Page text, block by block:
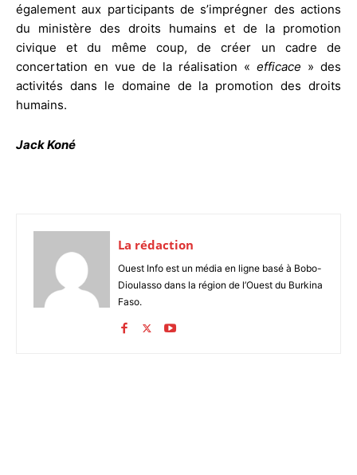
également aux participants de s’imprégner des actions
du ministère des droits humains et de la promotion
civique et du même coup, de créer un cadre de
concertation en vue de la réalisation « efficace » des
activités dans le domaine de la promotion des droits
humains.
Jack Koné
La rédaction
Ouest Info est un média en ligne basé à Bobo-
Dioulasso dans la région de l’Ouest du Burkina
Faso.